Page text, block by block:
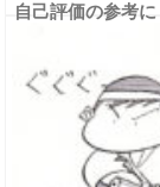
自己評価の参考に